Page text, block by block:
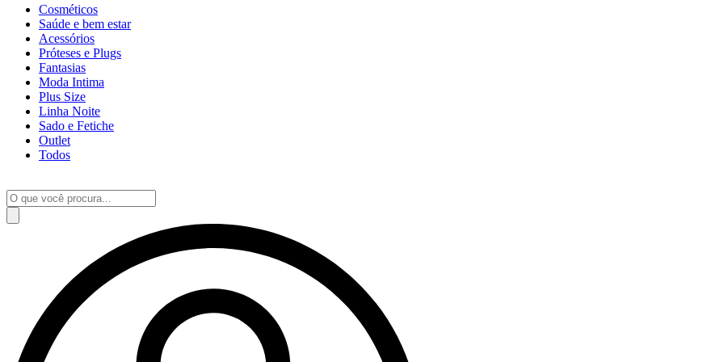
Cosméticos
Saúde e bem estar
Acessórios
Próteses e Plugs
Fantasias
Moda Intima
Plus Size
Linha Noite
Sado e Fetiche
Outlet
Todos
Pesquisar
produtos